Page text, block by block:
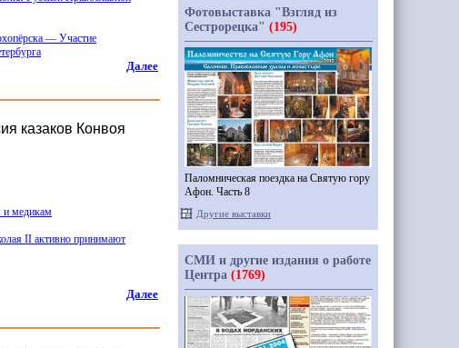
— Участие
Далее
казаков Конвоя
и медикам
II активно принимают
Далее
Фотовыставка "Взгляд из
Сестрорецка" (195)
Паломническая поездка на Святую гору
Афон. Часть 8
Другие выставки
СМИ и другие издания о работе
Центра (1769)